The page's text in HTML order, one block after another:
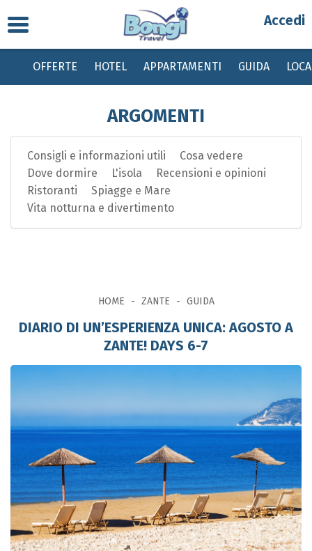
Toggle
OFFERTE HOTEL APPARTAMENTI GUIDA
Partenza
Periodo
Passeggeri
Bambini gratis da 0 a 2 anni, dai 2 ai 12 anni sconto del 20% su quota base
con tasse invariate
ARGOMENTI
Consigli e informazioni utili
Cosa vedere
Dove dormire
L'isola
Recensioni e opinioni
Ristoranti
Spiagge e Mare
Vita notturna e divertimento
HOME ZANTE GUIDA
DIARIO DI UN’ESPERIENZA UNICA: AGOSTO A
ZANTE! DAYS 6-7